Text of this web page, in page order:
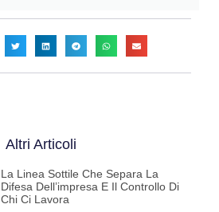
Altri Articoli
La Linea Sottile Che Separa La
Difesa Dell’impresa E Il Controllo Di
Chi Ci Lavora